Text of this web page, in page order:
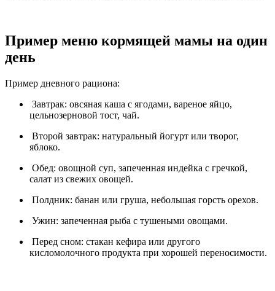
Пример меню кормящей мамы на один
день
Пример дневного рациона:
Завтрак: овсяная каша с ягодами, вареное яйцо,
цельнозерновой тост, чай.
Второй завтрак: натуральный йогурт или творог,
яблоко.
Обед: овощной суп, запеченная индейка с гречкой,
салат из свежих овощей.
Полдник: банан или груша, небольшая горсть орехов.
Ужин: запеченная рыба с тушеными овощами.
Перед сном: стакан кефира или другого
кисломолочного продукта при хорошей переносимости.